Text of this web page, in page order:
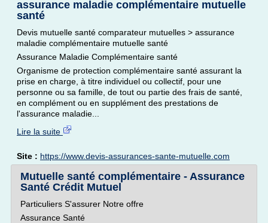
assurance maladie complémentaire mutuelle
santé
Devis mutuelle santé comparateur mutuelles > assurance
maladie complémentaire mutuelle santé
Assurance Maladie Complémentaire santé
Organisme de protection complémentaire santé assurant la
prise en charge, à titre individuel ou collectif, pour une
personne ou sa famille, de tout ou partie des frais de santé,
en complément ou en supplément des prestations de
l'assurance maladie...
Lire la suite
Site : https://www.devis-assurances-sante-mutuelle.com
Mutuelle santé complémentaire - Assurance
Santé Crédit Mutuel
Particuliers S'assurer Notre offre
Assurance Santé